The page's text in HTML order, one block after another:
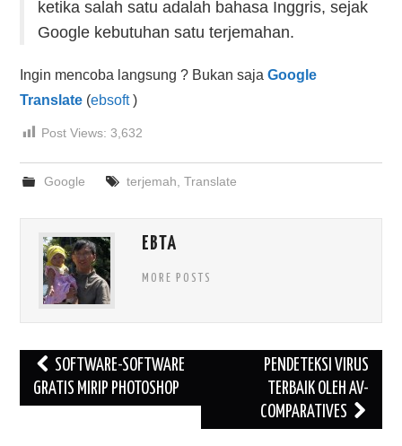
ketika salah satu adalah bahasa Inggris, sejak
Google kebutuhan satu terjemahan.
Ingin mencoba langsung ? Bukan sajaGoogle
Translate (ebsoft)
Post Views: 3,632
Google terjemah Translate
EBTA
MORE POSTS
Post
navigation
SOFTWARE-SOFTWARE
GRATIS MIRIP PHOTOSHOP
PENDETEKSI VIRUS
TERBAIK OLEH AV-
COMPARATIVES